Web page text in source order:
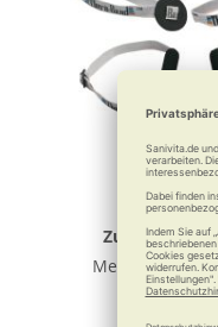
Zubehör zum
Mehr Spaß,